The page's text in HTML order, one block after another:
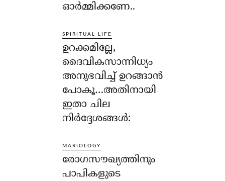
ഓര്‍മ്മിക്കണേ..
SPIRITUAL LIFE
ഉറക്കമില്ലേ,
ദൈവികസാന്നിധ്യം
അനുഭവിച്ച് ഉറങ്ങാന്‍
പോകൂ…അതിനായി
ഇതാ ചില
നിര്‍ദ്ദേശങ്ങള്‍:
MARIOLOGY
രോഗസൗഖ്യത്തിനും
പാപികളുടെ